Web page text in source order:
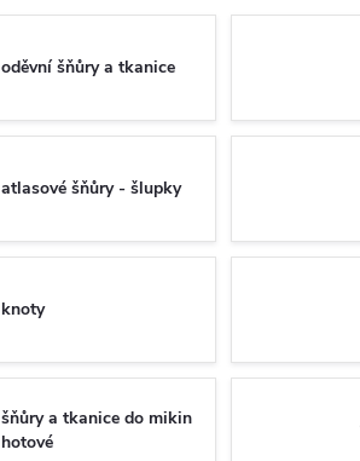
oděvní šňůry a tkanice
atlasové šňůry - šlupky
knoty
šňůry a tkanice do mikin
hotové